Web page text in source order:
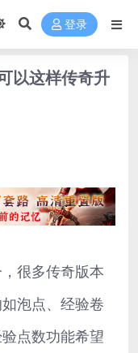
登录
以这样传奇升
很多传奇版本
泡点、经验卷
点数功能希望